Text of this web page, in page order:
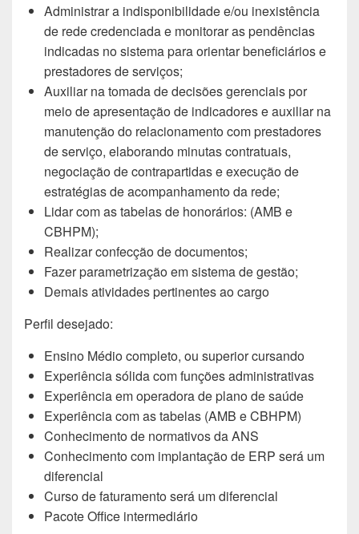
Administrar a indisponibilidade e/ou inexistência
de rede credenciada e monitorar as pendências
indicadas no sistema para orientar beneficiários e
prestadores de serviços;
Auxiliar na tomada de decisões gerenciais por
meio de apresentação de indicadores e auxiliar na
manutenção do relacionamento com prestadores
de serviço, elaborando minutas contratuais,
negociação de contrapartidas e execução de
estratégias de acompanhamento da rede;
Lidar com as tabelas de honorários: (AMB e
CBHPM);
Realizar confecção de documentos;
Fazer parametrização em sistema de gestão;
Demais atividades pertinentes ao cargo
Perfil desejado:
Ensino Médio completo, ou superior cursando
Experiência sólida com funções administrativas
Experiência em operadora de plano de saúde
Experiência com as tabelas (AMB e CBHPM)
Conhecimento de normativos da ANS
Conhecimento com implantação de ERP será um
diferencial
Curso de faturamento será um diferencial
Pacote Office intermediário